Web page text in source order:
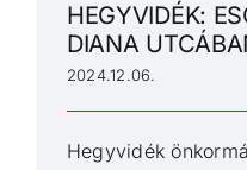
HEGYVIDÉK:
DIANA
2024.12.06.
Hegyvidék